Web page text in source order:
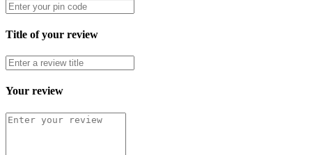
Title of your review
Your review